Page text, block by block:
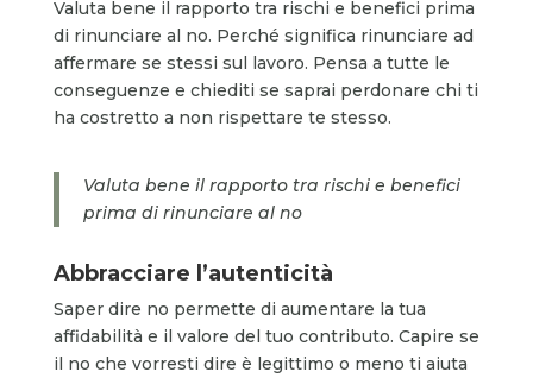
Valuta bene il rapporto tra rischi e benefici prima
di rinunciare al no. Perché significa rinunciare ad
affermare se stessi sul lavoro. Pensa a tutte le
conseguenze e chiediti se saprai perdonare chi ti
ha costretto a non rispettare te stesso.
Valuta bene il rapporto tra rischi e benefici
prima di rinunciare al no
Abbracciare l’autenticità
Saper dire no permette di aumentare la tua
affidabilità e il valore del tuo contributo. Capire se
il no che vorresti dire è legittimo o meno ti aiuta